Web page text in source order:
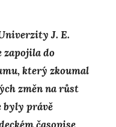
J. E.
zapojila do
který zkoumal
změn na růst
byly právě